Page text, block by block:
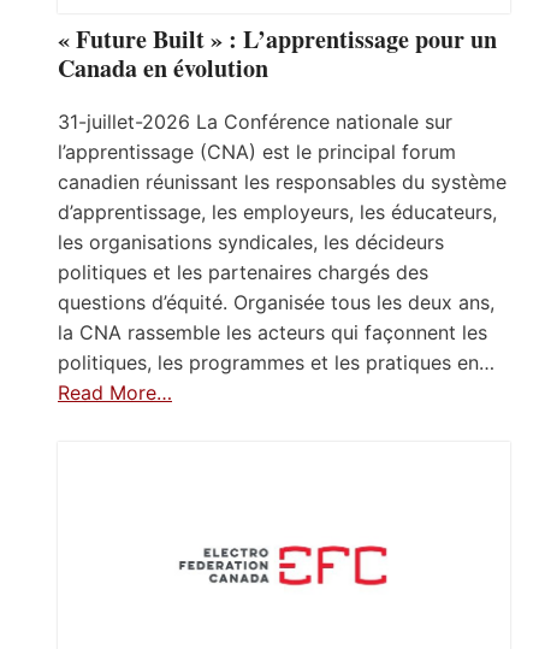
« Future Built » : L’apprentissage pour un
Canada en évolution
31-juillet-2026 La Conférence nationale sur
l’apprentissage (CNA) est le principal forum
canadien réunissant les responsables du système
d’apprentissage, les employeurs, les éducateurs,
les organisations syndicales, les décideurs
politiques et les partenaires chargés des
questions d’équité. Organisée tous les deux ans,
la CNA rassemble les acteurs qui façonnent les
politiques, les programmes et les pratiques en…
Read More…